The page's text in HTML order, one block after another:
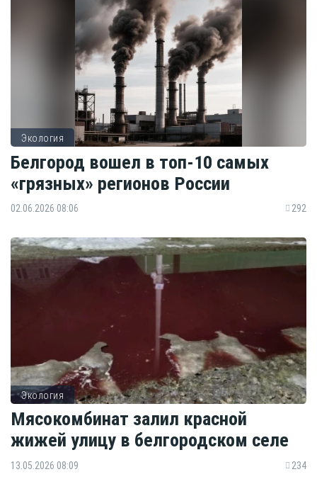
Экология
Белгород вошел в топ-10 самых
«грязных» регионов России
02.06.2026 08:06 292
Экология
Мясокомбинат залил красной
жижей улицу в белгородском селе
13.05.2026 08:09 234